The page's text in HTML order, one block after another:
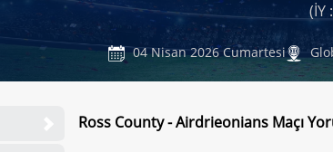
(İY
04 Nisan 2026 Cumartesi
Ross County - Airdrieonians Maçı